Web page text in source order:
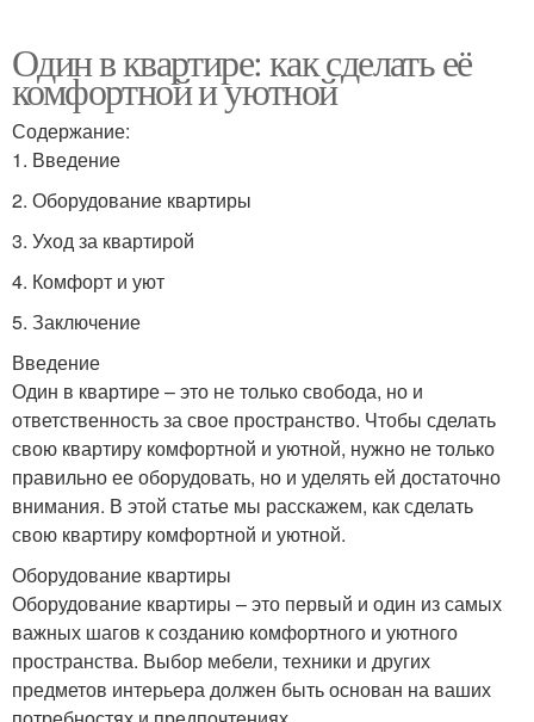
Один в квартире: как сделать её
комфортной и уютной
Содержание:
1. Введение
2. Оборудование квартиры
3. Уход за квартирой
4. Комфорт и уют
5. Заключение
Введение
Один в квартире – это не только свобода, но и
ответственность за свое пространство. Чтобы сделать
свою квартиру комфортной и уютной, нужно не только
правильно ее оборудовать, но и уделять ей достаточно
внимания. В этой статье мы расскажем, как сделать
свою квартиру комфортной и уютной.
Оборудование квартиры
Оборудование квартиры – это первый и один из самых
важных шагов к созданию комфортного и уютного
пространства. Выбор мебели, техники и других
предметов интерьера должен быть основан на ваших